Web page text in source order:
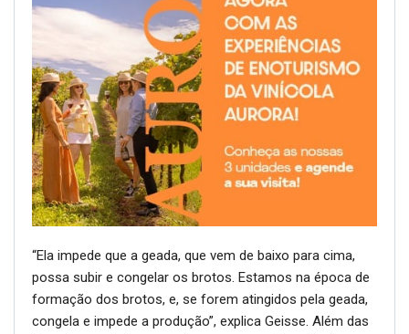
“Ela impede que a geada, que vem de baixo para cima,
possa subir e congelar os brotos. Estamos na época de
formação dos brotos, e, se forem atingidos pela geada,
congela e impede a produção”, explica Geisse. Além das